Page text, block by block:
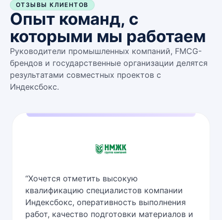
ОТЗЫВЫ КЛИЕНТОВ
Опыт команд, с
которыми мы работаем
Руководители промышленных компаний, FMCG-
брендов и государственные организации делятся
результатами совместных проектов с
Индексбокс.
“Хочется отметить высокую
квалификацию специалистов компании
Индексбокс, оперативность выполнения
работ, качество подготовки материалов и